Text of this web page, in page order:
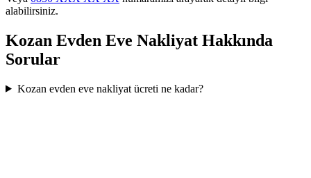
alabilirsiniz.
Kozan Evden Eve Nakliyat Hakkında
Sorular
Kozan evden eve nakliyat ücreti ne kadar?